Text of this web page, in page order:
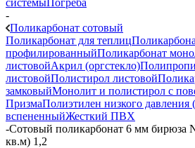
-
Поликарбонат сотовый
Поликарбонат для теплиц
профилированныйПоликарбонат
листовойАкрил (оргстекло)
листовойПолистирол листовой
замковыйМонолит и полистирол с
ПризмаПолиэтилен низкого
вспененныйЖесткий ПВХ
-Сотовый поликарбонат 6 мм бирюза
кв.м) 1,2